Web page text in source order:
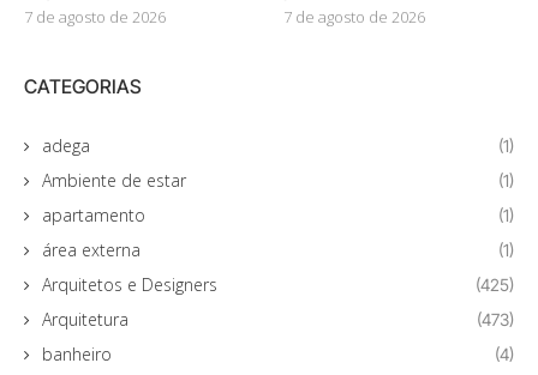
7 de agosto de 2026 7 de agosto de 2026
CATEGORIAS
adega (1)
Ambiente de estar (1)
apartamento (1)
área externa (1)
Arquitetos e Designers (425)
Arquitetura (473)
banheiro (4)